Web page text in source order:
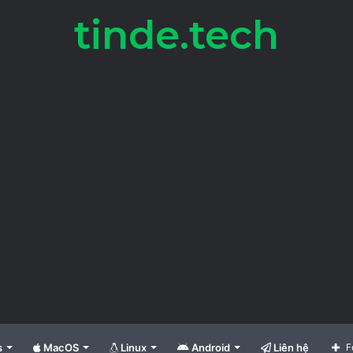
tinde.tech
MacOS Linux Android Liên hệ